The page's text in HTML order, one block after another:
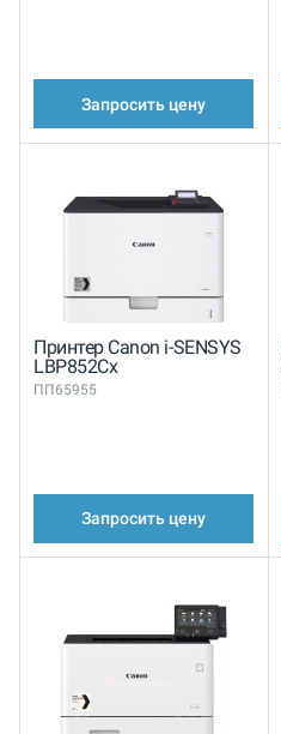
Запросить цену
Принтер Canon i-SENSYS
LBP852Cx
ПП65955
Запросить цену